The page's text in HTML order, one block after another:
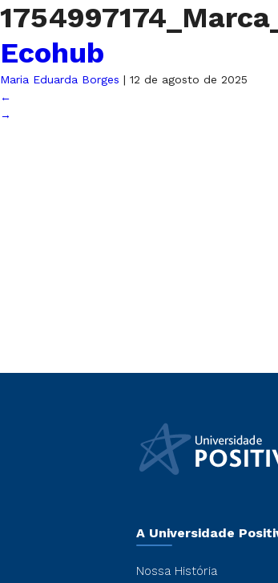
Ecohub
Maria Eduarda Borges | 12 de agosto de 2025
←
→
A Universidade
Nossa História